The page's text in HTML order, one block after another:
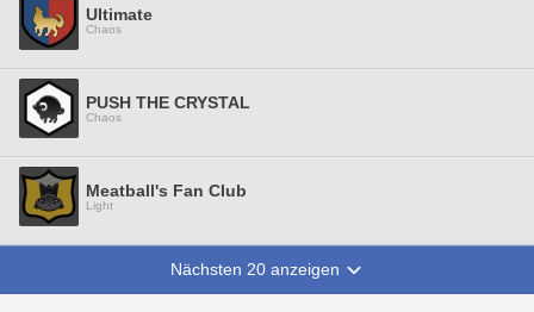
Ultimate
Chaos
PUSH THE CRYSTAL
Chaos
Meatball's Fan Club
Light
Nächsten 20 anzeigen